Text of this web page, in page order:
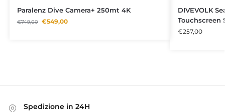
Paralenz Dive Camera+ 250mt 4K
€749,00 €549,00
DIVEVOLK
Touchscreen
€257,00
Spedizione in 24H